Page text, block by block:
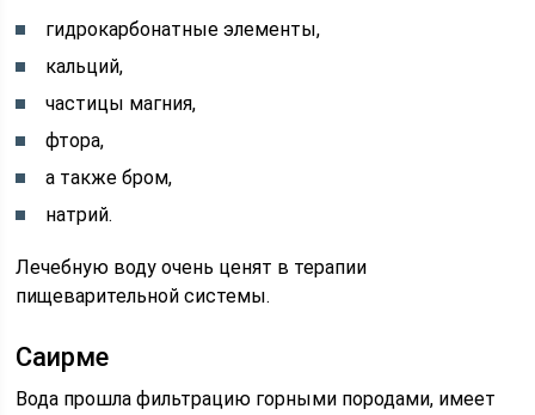
гидрокарбонатные элементы,
кальций,
частицы магния,
фтора,
а также бром,
натрий.
Лечебную воду очень ценят в терапии
пищеварительной системы.
Саирме
Вода прошла фильтрацию горными породами, имеет